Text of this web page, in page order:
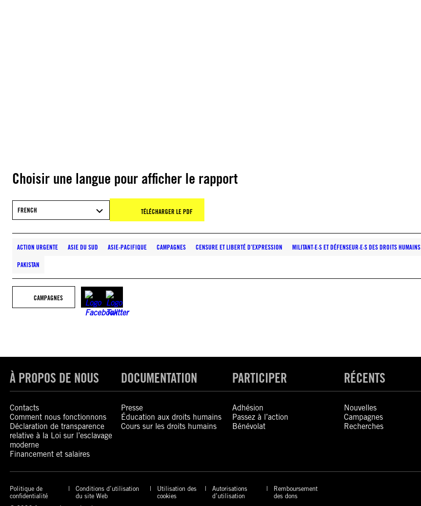
Choisir une langue pour afficher le rapport
FRENCH TÉLÉCHARGER LE PDF
ACTION URGENTE ASIE DU SUD ASIE-PACIFIQUE CAMPAGNES CENSURE ET LIBERTÉ D’EXPRESSION MILITANT·E·S ET DÉFENSEUR·E·S DES DROITS HUMAINS
PAKISTAN
CAMPAGNES
À PROPOS DE NOUS
Contacts
Comment nous fonctionnons
Déclaration de transparence
relative à la Loi sur l’esclavage
moderne
Financement et salaires
DOCUMENTATION
Presse
Éducation aux droits humains
Cours sur les droits humains
PARTICIPER
Adhésion
Passez à l’action
Bénévolat
RÉCENTS
Nouvelles
Campagnes
Recherches
Politique de
confidentialité
Conditions d’utilisation
du site Web
Utilisation des
cookies
Autorisations
d’utilisation
Remboursement
des dons